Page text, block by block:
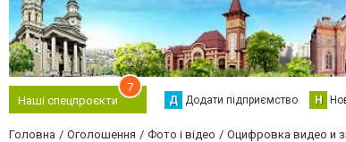
Наші спецпроєкти
7
Д Додати підприємство Н
Головна Оголошення Фото і відео Оцифровка видео и